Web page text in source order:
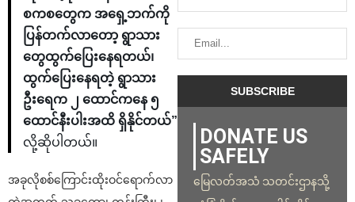
စကစတွေက အရှေ့ဘက်ကို
ပြန်တက်လာတော့ ရွာသား
တွေထွက်ပြေးနေရတယ်၊
ထွက်ပြေးနေရတဲ့ ရွာသား
ဦးရေက ၂ ထောင်ကနေ ၅
ထောင်နီးပါးအထိ ရှိနိုင်တယ်”
လို့ဆိုပါတယ်။
အခုလိုစစ်ကြောင်းထိုးဝင်ရောက်လာ
DONATE US
SAFELY
မြေလတ်အသံ သတင်းဌာနသို့